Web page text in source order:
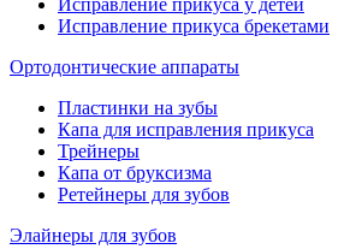
Исправление прикуса брекетами
Ортодонтические аппараты
Пластинки на зубы
Капа для исправления прикуса
Трейнеры
Капа от бруксизма
Ретейнеры для зубов
Элайнеры для зубов